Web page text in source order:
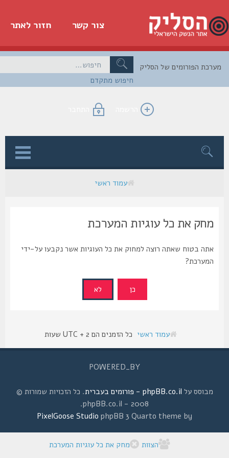
חזור לאתר צור קשר
חיפוש מתקדם
הפורומים של הסליק
הרשמה התחבר
עמוד ראשי
מחק את כל עוגיות המערכת
אתה בטוח שאתה רוצה למחוק את כל העוגיות אשר נקבעו על-ידי
המערכת?
עמוד ראשי כל הזמנים הם UTC + 2 שעות
POWERED_BY
מבוסס עלphpBB.co.il - פורומים בעברית
. כל הזכויות שמורות ©
2008 - phpBB.co.il.
phpBB 3 Quarto theme by
PixelGoose Studio
הצוות מחק את כל עוגיות המערכת